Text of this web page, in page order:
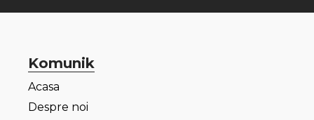
Komunik
Acasa
Despre noi